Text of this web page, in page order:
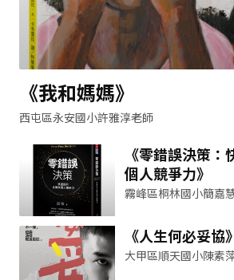
《我和媽媽》
西屯區永安國小許雅淳老師
《零錯誤決策
個人競爭力》
霧峰區桐林國小簡嘉
《人生何必妥協》
大甲區順天國小陳素